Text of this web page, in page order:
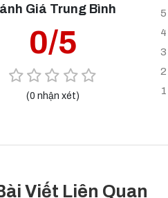
Giá Trung Bình
0/5
(0 nhận xét)
5
4
3
2
1
Viết Liên Quan